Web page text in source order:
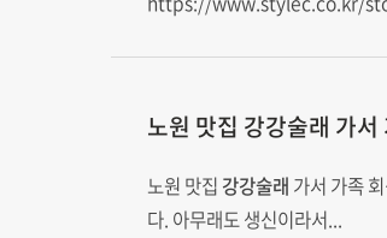
노원 맛집 강강술래 가서
노원 맛집 강강술래 가서 가족
다. 아무래도 생신이라서...